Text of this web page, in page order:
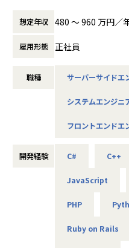
【プロジェクトの進め方】
方針・コスト・セキュリティ
ムで分担しながらタスク実行
・自社サービス：スクラム形
チームで分担しながらタスク実
【プロジェクトにおけるコミ
予定・次のタスクを共有
ET、Perl など
ー 工程
分析、提案、要件定義、基本
ウォーターフォール、アジャ
大手ECサイトのリプレイス
サーバーサイド開発
RPGスマホゲームの開発
顔認証サービスの開発
想定年収 480 〜 960 万円／
雇用形態 正社員
職種 サーバーサイドエ
システムエンジニ
フロントエンドエ
開発経験 C# C++
JavaScript
PHP
Ruby on Rails